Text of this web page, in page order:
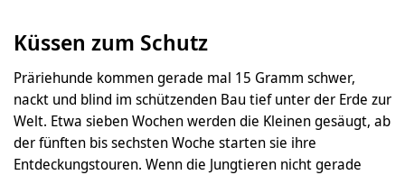
Küssen zum Schutz
Präriehunde kommen gerade mal 15 Gramm schwer,
nackt und blind im schützenden Bau tief unter der Erde zur
Welt. Etwa sieben Wochen werden die Kleinen gesäugt, ab
der fünften bis sechsten Woche starten sie ihre
Entdeckungstouren. Wenn die Jungtieren nicht gerade